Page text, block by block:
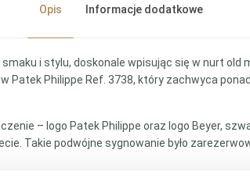
Opis Informacje dodatkowe
i stylu, doskonale wpisując się w nurt
Patek Philippe Ref. 3738, który zachwyca
– logo Patek Philippe oraz logo Beyer,
Takie podwójne sygnowanie było